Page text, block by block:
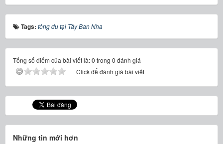
Tags: tông du tại Tây Ban Nha
Tổng số điểm của bài viết là: 0 trong 0 đánh giá
Click để đánh giá bài viết
Những tin mới hơn